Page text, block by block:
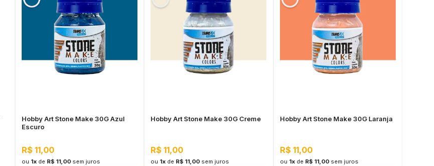
Hobby Art Stone Make 30G Azul
Escuro
R$ 11,00
ou 1xde R$ 11,00 sem juros
Hobby Art Stone Make 30G Creme
R$ 11,00
ou 1x de R$ 11,00 sem juros
Hobby Art Stone Make 30G Laranja
R$ 11,00
ou 1xde R$ 11,00 sem juros